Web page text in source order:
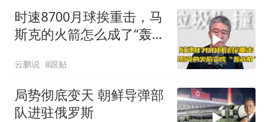
时速8700月球挨重击，马
斯克的火箭怎么成了“轰战
云鹏说 8跟贴
局势彻底变天 朝鲜导弹部
队进驻俄罗斯